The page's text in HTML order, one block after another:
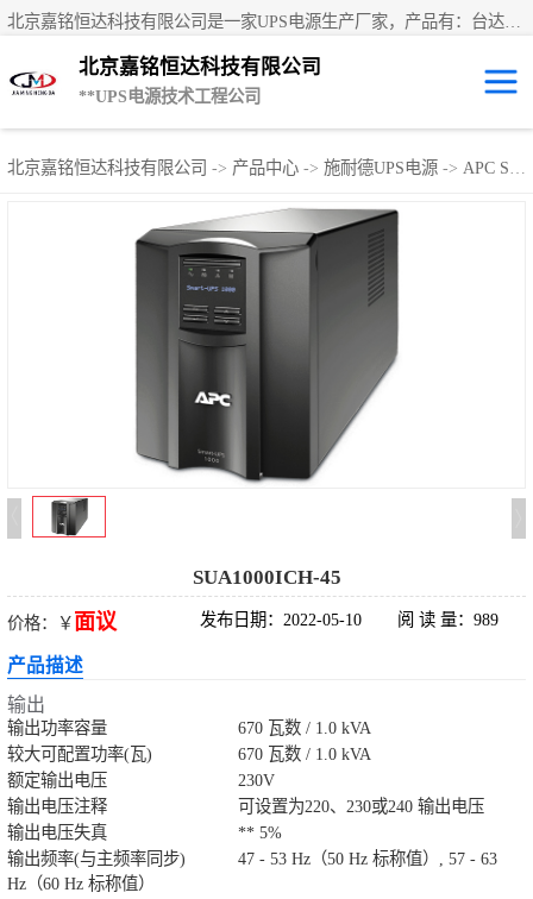
北京嘉铭恒达科技有限公司
**UPS电源技术工程公司
北京嘉铭恒达科技有限公司 -> 产品中心 -> 施耐德UPS电源 -> APC Smart-UPS SUA系列
SUA1000ICH-45
价格：￥面议 发布日期：2022-05-10 阅 读 量：989
产品描述
输出
输出功率容量
670 瓦数 / 1.0 kVA
较大可配置功率(瓦)
670 瓦数 / 1.0 kVA
额定输出电压
230V
输出电压注释
可设置为220、230或240 输出电压
输出电压失真
** 5%
输出频率(与主频率同步)
47 - 53 Hz（50 Hz 标称值）, 57 - 63
Hz（60 Hz 标称值）
UPS租赁/UPS电
施耐德UPS电源
松下蓄电池
德国阳光蓄电池
台达UPS电源
UPS电源蓄电池
EPS直流屏蓄电